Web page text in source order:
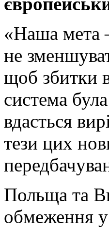
«Наша мета
не
щоб збитки
система
вдасться
тези цих
Польща та
обмеження у